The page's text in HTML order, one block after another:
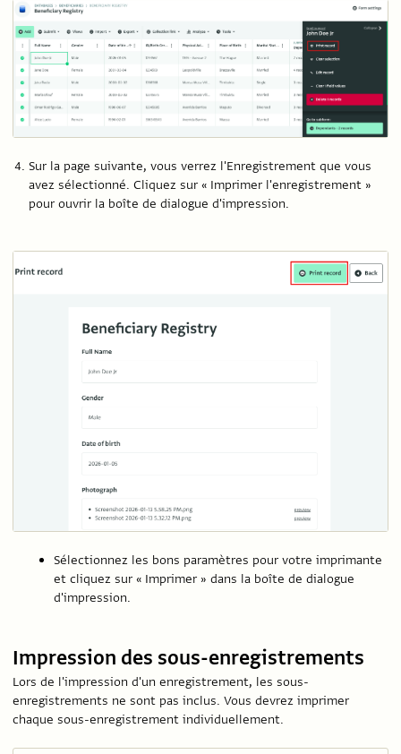
Sur la page suivante, vous verrez l'Enregistrement que vous
avez sélectionné. Cliquez sur « Imprimer l'enregistrement »
pour ouvrir la boîte de dialogue d'impression.
Sélectionnez les bons paramètres pour votre imprimante
et cliquez sur « Imprimer » dans la boîte de dialogue
d'impression.
Impression des sous-enregistrements
Lors de l'impression d'un enregistrement, les sous-
enregistrements ne sont pas inclus. Vous devrez imprimer
chaque sous-enregistrement individuellement.